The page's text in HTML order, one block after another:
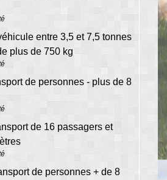
entre 3,5 et 7,5 tonnes
plus de 750 kg
de personnes - plus de 8
de 16 passagers et
de personnes + de 8